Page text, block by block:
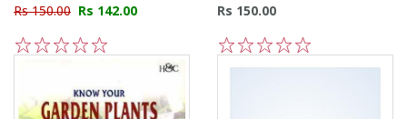
Rs 150.00 Rs 142.00
Rs 150.00